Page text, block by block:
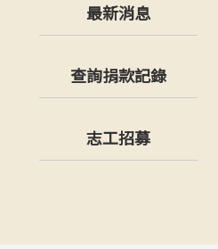
最新消息
查詢捐款記錄
志工招募